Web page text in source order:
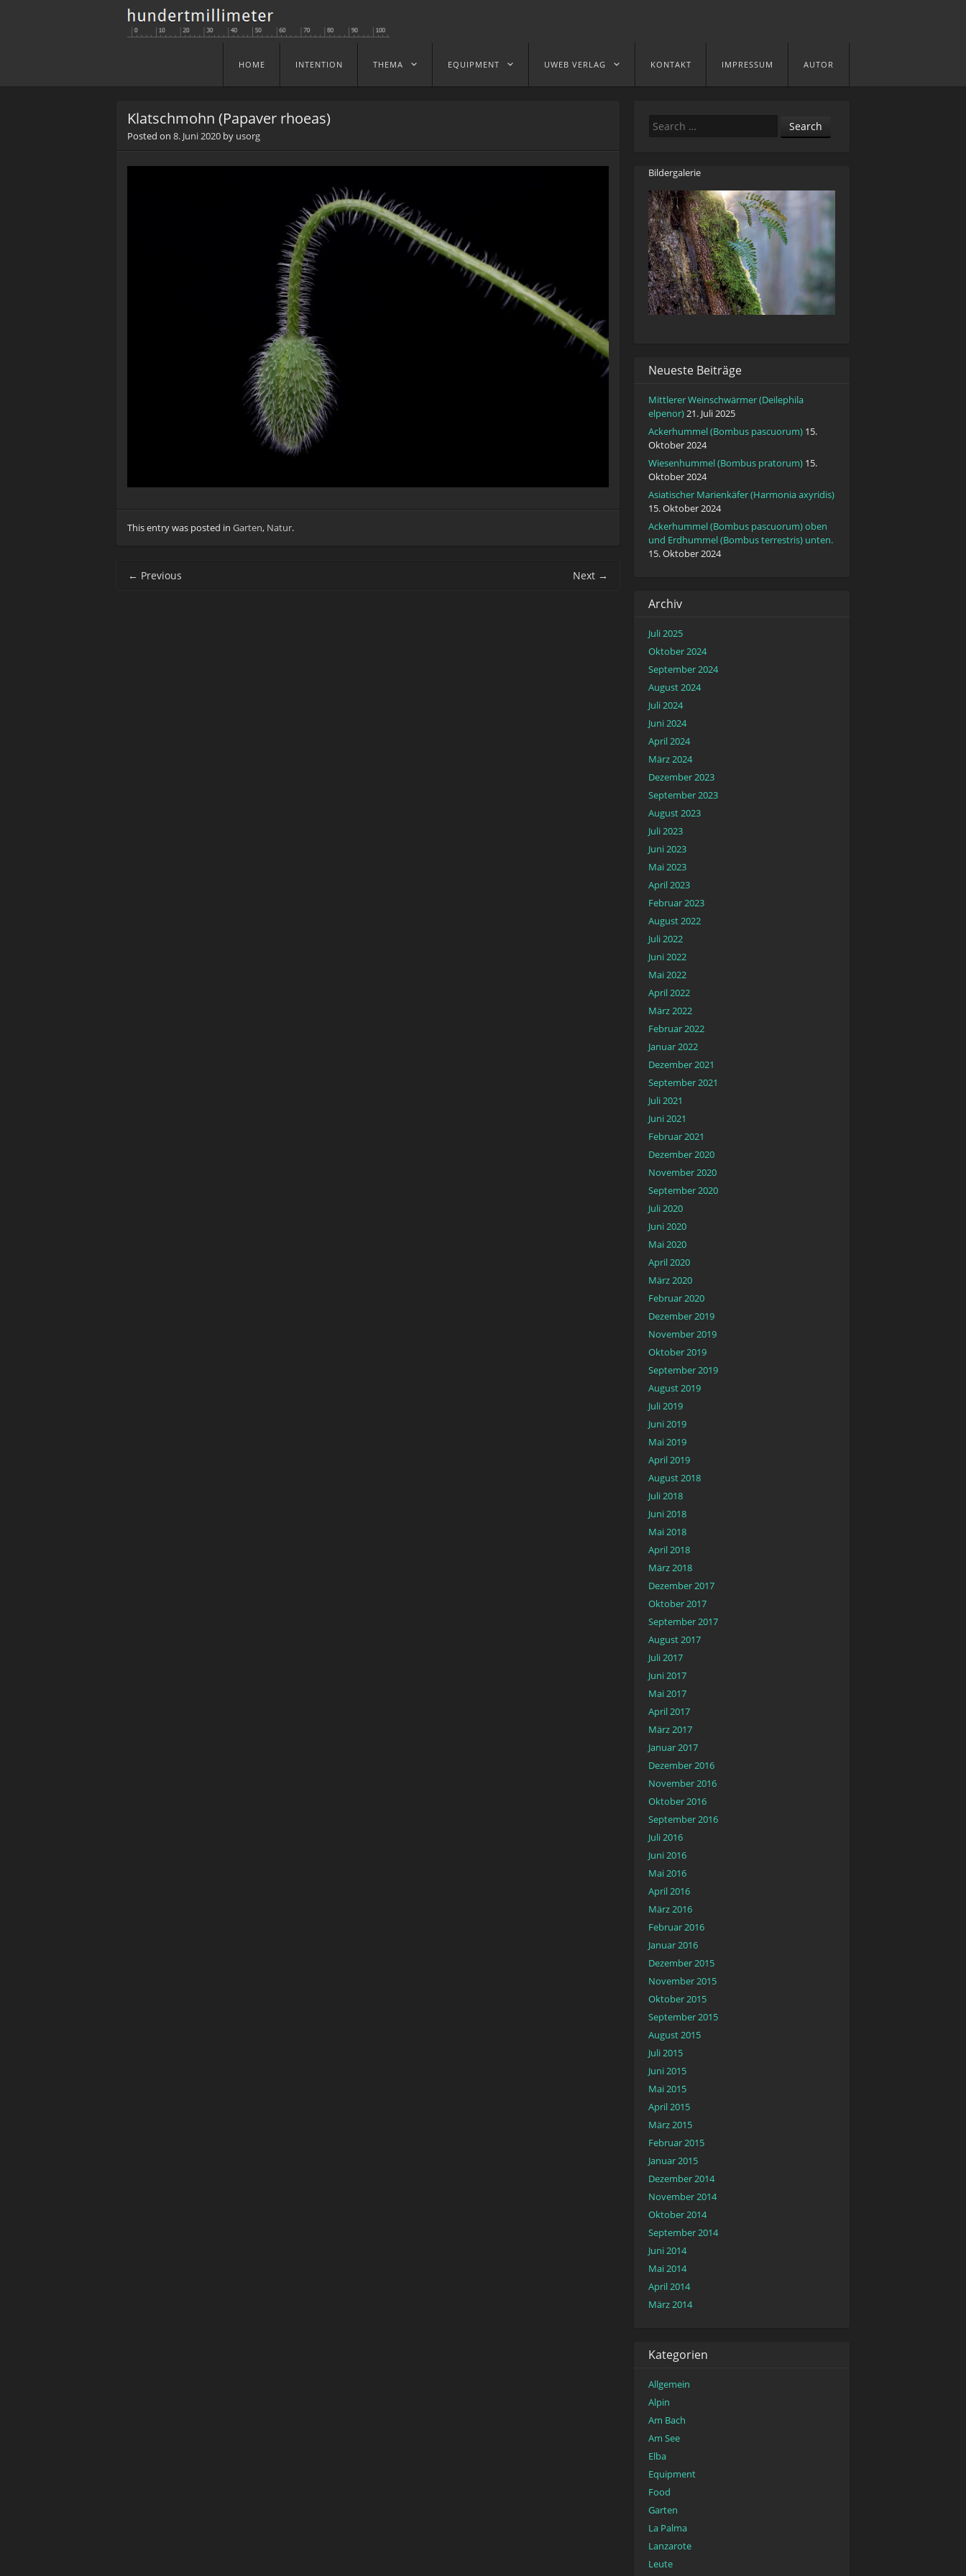
Menu
Skip to content
HOME INTENTION THEMA EQUIPMENT UWEB VERLAG KONTAKT IMPRESSUM AUTOR
Klatschmohn (Papaver rhoeas)
Posted on 8. Juni 2020 by usorg
This entry was posted in Garten, Natur.
Post navigation
← Previous Next →
Search
Bildergalerie
Neueste Beiträge
Mittlerer Weinschwärmer (Deilephila
elpenor)21. Juli 2025
Ackerhummel (Bombus pascuorum) 15.
Oktober 2024
Wiesenhummel (Bombus pratorum) 15.
Oktober 2024
Asiatischer Marienkäfer (Harmonia axyridis)
15. Oktober 2024
Ackerhummel (Bombus pascuorum) oben
und Erdhummel (Bombus terrestris) unten.
15. Oktober 2024
Archiv
Juli 2025
Oktober 2024
September 2024
August 2024
Juli 2024
Juni 2024
April 2024
März 2024
Dezember 2023
September 2023
August 2023
Juli 2023
Juni 2023
Mai 2023
April 2023
Februar 2023
August 2022
Juli 2022
Juni 2022
Mai 2022
April 2022
März 2022
Februar 2022
Januar 2022
Dezember 2021
September 2021
Juli 2021
Juni 2021
Februar 2021
Dezember 2020
November 2020
September 2020
Juli 2020
Juni 2020
Mai 2020
April 2020
März 2020
Februar 2020
Dezember 2019
November 2019
Oktober 2019
September 2019
August 2019
Juli 2019
Juni 2019
Mai 2019
April 2019
August 2018
Juli 2018
Juni 2018
Mai 2018
April 2018
März 2018
Dezember 2017
Oktober 2017
September 2017
August 2017
Juli 2017
Juni 2017
Mai 2017
April 2017
März 2017
Januar 2017
Dezember 2016
November 2016
Oktober 2016
September 2016
Juli 2016
Juni 2016
Mai 2016
April 2016
März 2016
Februar 2016
Januar 2016
Dezember 2015
November 2015
Oktober 2015
September 2015
August 2015
Juli 2015
Juni 2015
Mai 2015
April 2015
März 2015
Februar 2015
Januar 2015
Dezember 2014
November 2014
Oktober 2014
September 2014
Juni 2014
Mai 2014
April 2014
März 2014
Kategorien
Allgemein
Alpin
Am Bach
Am See
Elba
Equipment
Food
Garten
La Palma
Lanzarote
Leute